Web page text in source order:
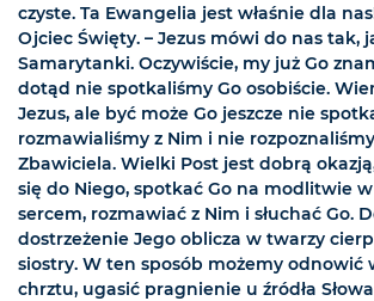
czyste. Ta Ewangelia jest właśnie dla
Ojciec Święty. – Jezus mówi do nas tak,
Samarytanki. Oczywiście, my już Go
dotąd nie spotkaliśmy Go osobiście.
Jezus, ale być może Go jeszcze nie
rozmawialiśmy z Nim i nie
Zbawiciela. Wielki Post jest dobrą
się do Niego, spotkać Go na modlitwie
sercem, rozmawiać z Nim i słuchać Go.
dostrzeżenie Jego oblicza w twarzy
siostry. W ten sposób możemy odnowić
chrztu, ugasić pragnienie u źródła